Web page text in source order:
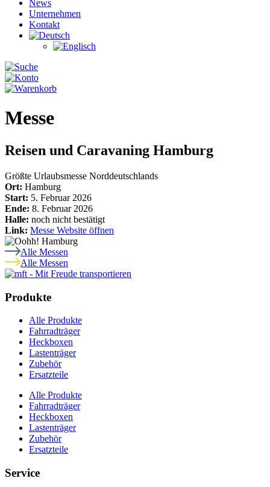
News
Unternehmen
Kontakt
Messe
Reisen und Caravaning Hamburg
Größte Urlaubsmesse Norddeutschlands
Ort: Hamburg
Start: 5. Februar 2026
Ende: 8. Februar 2026
Halle: noch nicht bestätigt
Link: Messe Website öffnen
Alle Messen
Alle Messen
Produkte
Alle Produkte
Fahrradträger
Heckboxen
Lastenträger
Zubehör
Ersatzteile
Alle Produkte
Fahrradträger
Heckboxen
Lastenträger
Zubehör
Ersatzteile
Service